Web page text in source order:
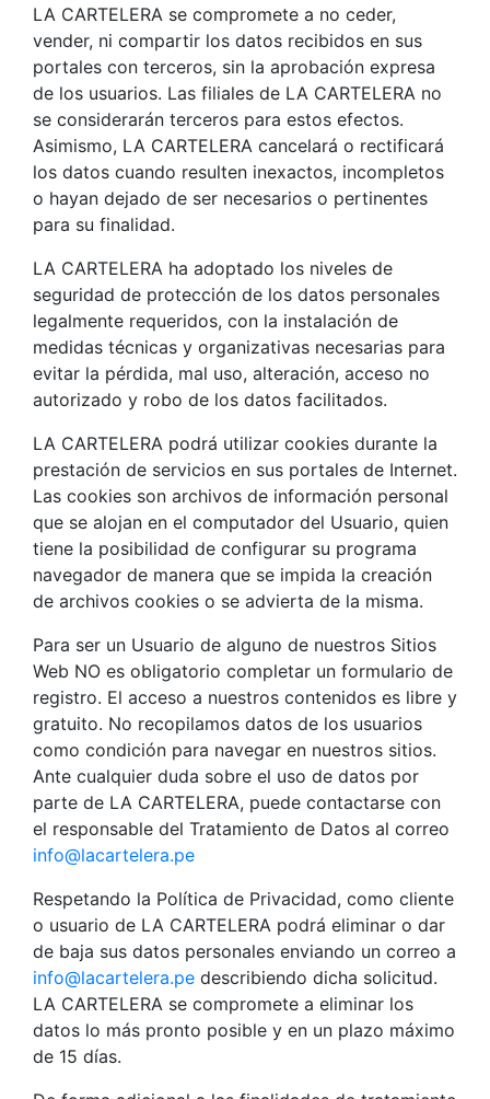
LA CARTELERA se compromete a no ceder,
vender, ni compartir los datos recibidos en sus
portales con terceros, sin la aprobación expresa
de los usuarios. Las filiales de LA CARTELERA no
se considerarán terceros para estos efectos.
Asimismo, LA CARTELERA cancelará o rectificará
los datos cuando resulten inexactos, incompletos
o hayan dejado de ser necesarios o pertinentes
para su finalidad.
LA CARTELERA ha adoptado los niveles de
seguridad de protección de los datos personales
legalmente requeridos, con la instalación de
medidas técnicas y organizativas necesarias para
evitar la pérdida, mal uso, alteración, acceso no
autorizado y robo de los datos facilitados.
LA CARTELERA podrá utilizar cookies durante la
prestación de servicios en sus portales de Internet.
Las cookies son archivos de información personal
que se alojan en el computador del Usuario, quien
tiene la posibilidad de configurar su programa
navegador de manera que se impida la creación
de archivos cookies o se advierta de la misma.
Para ser un Usuario de alguno de nuestros Sitios
Web NO es obligatorio completar un formulario de
registro. El acceso a nuestros contenidos es libre y
gratuito. No recopilamos datos de los usuarios
como condición para navegar en nuestros sitios.
Ante cualquier duda sobre el uso de datos por
parte de LA CARTELERA, puede contactarse con
el responsable del Tratamiento de Datos al correo
info@lacartelera.pe
Respetando la Política de Privacidad, como cliente
o usuario de LA CARTELERA podrá eliminar o dar
de baja sus datos personales enviando un correo a
info@lacartelera.pe describiendo dicha solicitud.
LA CARTELERA se compromete a eliminar los
datos lo más pronto posible y en un plazo máximo
de 15 días.